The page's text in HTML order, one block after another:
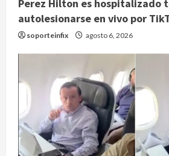
Perez Hilton es hospitalizado
autolesionarse en vivo por
soporteinfix agosto 6, 2026